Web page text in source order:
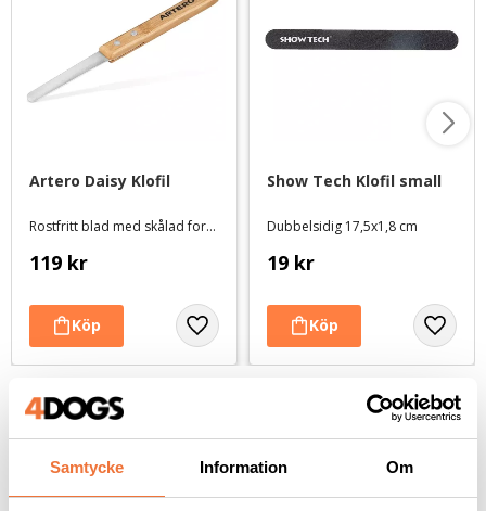
Samtycke Information Om
Artero Daisy Klofil
Rostfritt blad med skålad form
119 kr
Show Tech Klofil small
Dubbelsidig 17,5x1,8 cm
19 kr